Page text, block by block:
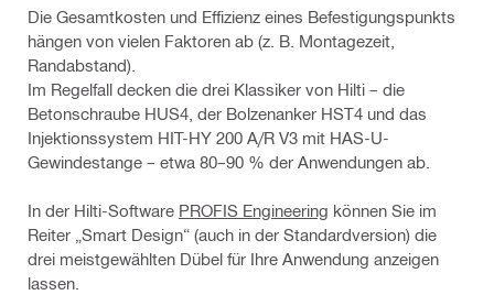
Die Gesamtkosten und Effizienz eines Befestigungspunkts
hängen von vielen Faktoren ab (z. B. Montagezeit,
Randabstand).
Im Regelfall decken die drei Klassiker von Hilti – die
Betonschraube HUS4, der Bolzenanker HST4 und das
Injektionssystem HIT-HY 200 A/R V3 mit HAS-U-
Gewindestange – etwa 80–90 % der Anwendungen ab.
In der Hilti-Software PROFIS Engineering können Sie im
Reiter „Smart Design“ (auch in der Standardversion) die
drei meistgewählten Dübel für Ihre Anwendung anzeigen
lassen.